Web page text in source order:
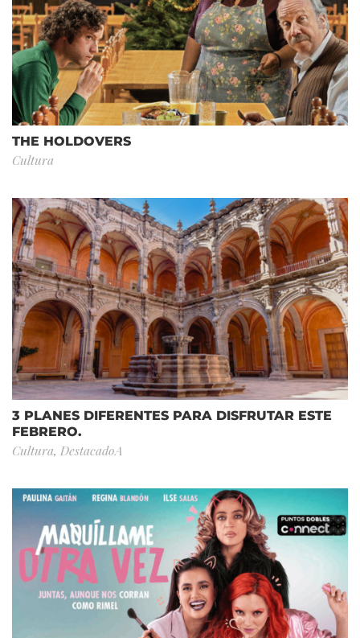
THE HOLDOVERS
Cultura
3 PLANES DIFERENTES PARA DISFRUTAR ESTE
FEBRERO.
Cultura, DestacadoA